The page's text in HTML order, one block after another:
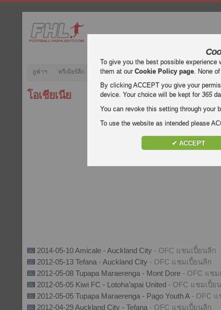
ยูฟ่าฯ พรีเมียร์ลีก ลาลีกา กัลโช่ บุนเดสลีกา ลีกเอิง ยู
โอเชียเนีย
2014-05-10 Amicale - Auckland City - OFC แชมเปี้ยนลีก
2012-05-13 Tefana - Auckland City - OFC แชมเปี้ยนลีก
2012-05-08 Tupapa Maraerenga - Mont Dore - OFC แชม
2012-05-05 Kiwi FC - Lotoha’apai United - OFC แชมเปี้ย
2012-05-05 Tupapa Maraerenga - Pago Youth A - OFC
2012-04-29 Auckland City - Tefana - OFC แชมเปี้ยนลีก
To give you the best possible
them at ourCookie Policy page. None
By clicking ACCEPT you give your
device. Your choice will be kept for365
You can revoke this setting through your
To use the website as intended please
✔ ACCEPT